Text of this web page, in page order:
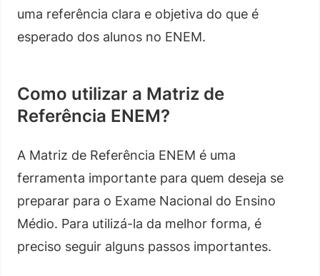
uma referência clara e objetiva do que é
esperado dos alunos no ENEM.
Como utilizar a Matriz de
Referência ENEM?
A Matriz de Referência ENEM é uma
ferramenta importante para quem deseja se
preparar para o Exame Nacional do Ensino
Médio. Para utilizá-la da melhor forma, é
preciso seguir alguns passos importantes.